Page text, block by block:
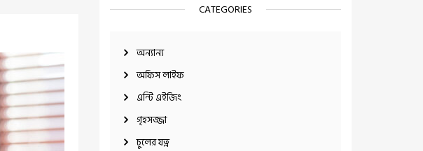
CATEGORIES
অন্যান্য
অফিস লাইফ
এন্টি এইজিং
গৃহসজ্জা
চুলের যত্ন